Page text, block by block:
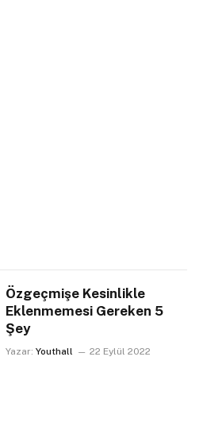
Özgeçmişe Kesinlikle
Eklenmemesi Gereken 5
Şey
Yazar: Youthall 22 Eylül 2022